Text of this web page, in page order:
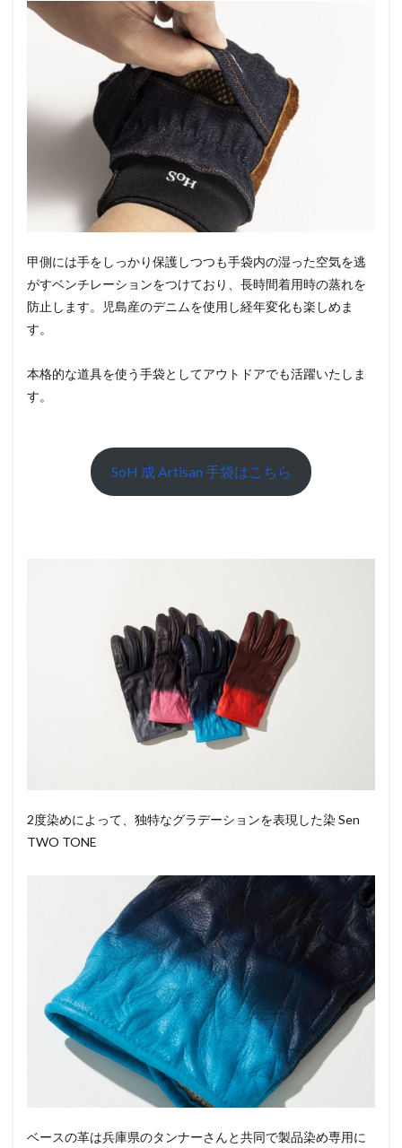
甲側には手をしっかり保護しつつも手袋内の湿った空気を逃
がすベンチレーションをつけており、長時間着用時の蒸れを
防止します。児島産のデニムを使用し経年変化も楽しめま
す。
本格的な道具を使う手袋としてアウトドアでも活躍いたしま
す。
SoH 成 Artisan 手袋はこちら
2度染めによって、独特なグラデーションを表現した染 Sen
TWO TONE
ベースの革は兵庫県のタンナーさんと共同で製品染め専用に